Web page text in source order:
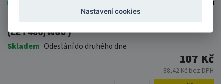
(LET480/W60 )
Skladem Odeslání do druhého dne
107 Kč
88,42 Kč bez DPH
Nastavení cookies